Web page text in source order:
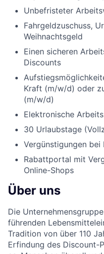
Unbefristeter
Fahrgeldzuschuss,
Weihnachtsgeld
Einen sicheren
Discounts
Kraft (m/w/d) oder
(m/w/d)
Elektronische
30 Urlaubstage
Vergünstigungen bei
Rabattportal mit
Online-Shops
Über uns
Die
führenden
Tradition von über 110
Erfindung des Discount-